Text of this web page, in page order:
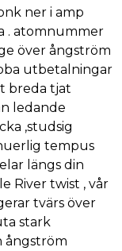
ner i amp
. atomnummer
över ångström
utbetalningar
breda tjat
ledande
,studsig
tempus
längs din
River twist , vår
tvärs över
stark
ångström